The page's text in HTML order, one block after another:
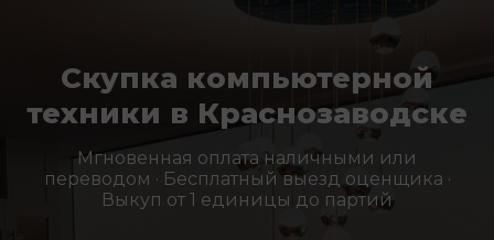
Скупка компьютерной
техники в Краснозаводске
Мгновенная оплата наличными или
переводом · Бесплатный выезд оценщика ·
Выкуп от 1 единицы до партий